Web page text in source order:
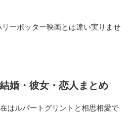
ーポッター映画とは違い実りませ
婚・彼女・恋人まとめ
はルパートグリントと相思相愛で